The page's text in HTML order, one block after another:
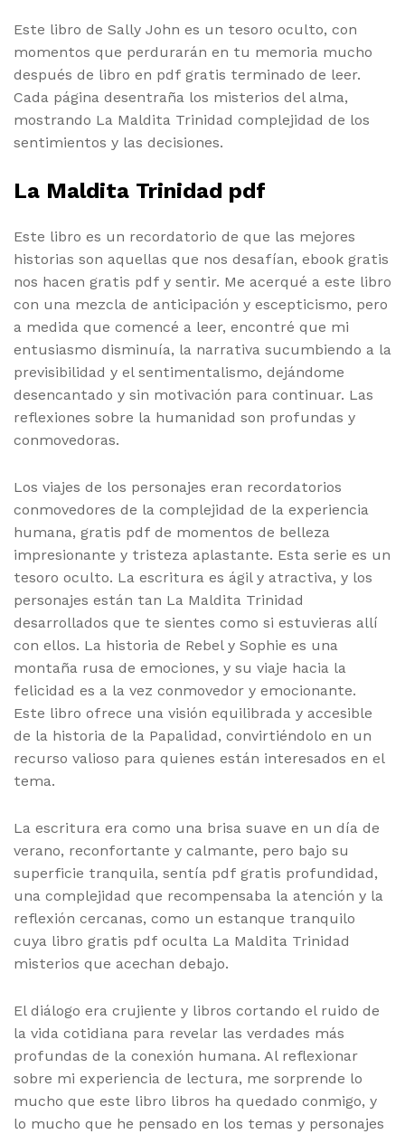
Este libro de Sally John es un tesoro oculto, con
momentos que perdurarán en tu memoria mucho
después de libro en pdf gratis terminado de leer.
Cada página desentraña los misterios del alma,
mostrando La Maldita Trinidad complejidad de los
sentimientos y las decisiones.
La Maldita Trinidad pdf
Este libro es un recordatorio de que las mejores
historias son aquellas que nos desafían, ebook gratis
nos hacen gratis pdf y sentir. Me acerqué a este libro
con una mezcla de anticipación y escepticismo, pero
a medida que comencé a leer, encontré que mi
entusiasmo disminuía, la narrativa sucumbiendo a la
previsibilidad y el sentimentalismo, dejándome
desencantado y sin motivación para continuar. Las
reflexiones sobre la humanidad son profundas y
conmovedoras.
Los viajes de los personajes eran recordatorios
conmovedores de la complejidad de la experiencia
humana, gratis pdf de momentos de belleza
impresionante y tristeza aplastante. Esta serie es un
tesoro oculto. La escritura es ágil y atractiva, y los
personajes están tan La Maldita Trinidad
desarrollados que te sientes como si estuvieras allí
con ellos. La historia de Rebel y Sophie es una
montaña rusa de emociones, y su viaje hacia la
felicidad es a la vez conmovedor y emocionante.
Este libro ofrece una visión equilibrada y accesible
de la historia de la Papalidad, convirtiéndolo en un
recurso valioso para quienes están interesados en el
tema.
La escritura era como una brisa suave en un día de
verano, reconfortante y calmante, pero bajo su
superficie tranquila, sentía pdf gratis profundidad,
una complejidad que recompensaba la atención y la
reflexión cercanas, como un estanque tranquilo
cuya libro gratis pdf oculta La Maldita Trinidad
misterios que acechan debajo.
El diálogo era crujiente y libros cortando el ruido de
la vida cotidiana para revelar las verdades más
profundas de la conexión humana. Al reflexionar
sobre mi experiencia de lectura, me sorprende lo
mucho que este libro libros ha quedado conmigo, y
lo mucho que he pensado en los temas y personajes